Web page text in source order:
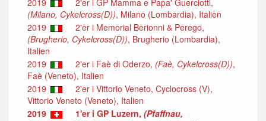
(Milano, Cykelcross(D)), Milano (Lombardia), Italien
2019
2'er i Memorial Berionni & Perego,
(Brugherio, Cykelcross(D)), Brugherio (Lombardia),
Italien
2019
2'er i Faè di Oderzo, (Faè, Cykelcross(D)),
Faè (Veneto), Italien
2019
2'er i Vittorio Veneto, Cyclocross (V),
Vittorio Veneto (Veneto), Italien
2019
1'er i GP Luzern, (Pfaffnau,